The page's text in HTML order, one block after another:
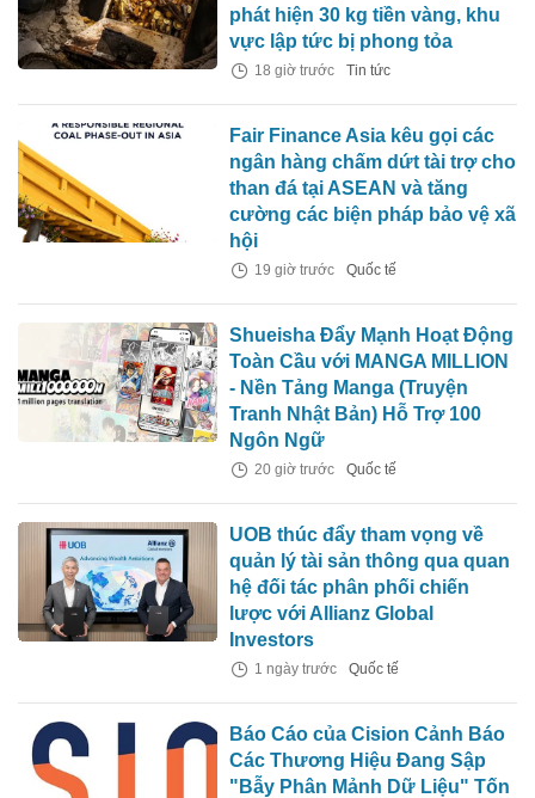
phát hiện 30 kg tiền vàng, khu
vực lập tức bị phong tỏa
18 giờ trước Tin tức
Fair Finance Asia kêu gọi các
ngân hàng chấm dứt tài trợ cho
than đá tại ASEAN và tăng
cường các biện pháp bảo vệ xã
hội
19 giờ trước Quốc tế
Shueisha Đẩy Mạnh Hoạt Động
Toàn Cầu với MANGA MILLION
- Nền Tảng Manga (Truyện
Tranh Nhật Bản) Hỗ Trợ 100
Ngôn Ngữ
20 giờ trước Quốc tế
UOB thúc đẩy tham vọng về
quản lý tài sản thông qua quan
hệ đối tác phân phối chiến
lược với Allianz Global
Investors
1 ngày trước Quốc tế
Báo Cáo của Cision Cảnh Báo
Các Thương Hiệu Đang Sập
"Bẫy Phân Mảnh Dữ Liệu" Tốn